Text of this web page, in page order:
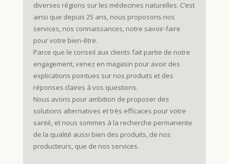
diverses régions sur les médecines naturelles. C’est
ainsi que depuis 25 ans, nous proposons nos
services, nos connaissances, notre savoir-faire
pour votre bien-être.
Parce que le conseil aux clients fait partie de notre
engagement, venez en magasin pour avoir des
explications pointues sur nos produits et des
réponses claires à vos questions.
Nous avons pour ambition de proposer des
solutions alternatives et très efficaces pour votre
santé, et nous sommes à la recherche permanente
de la qualité aussi bien des produits, de nos
producteurs, que de nos services.